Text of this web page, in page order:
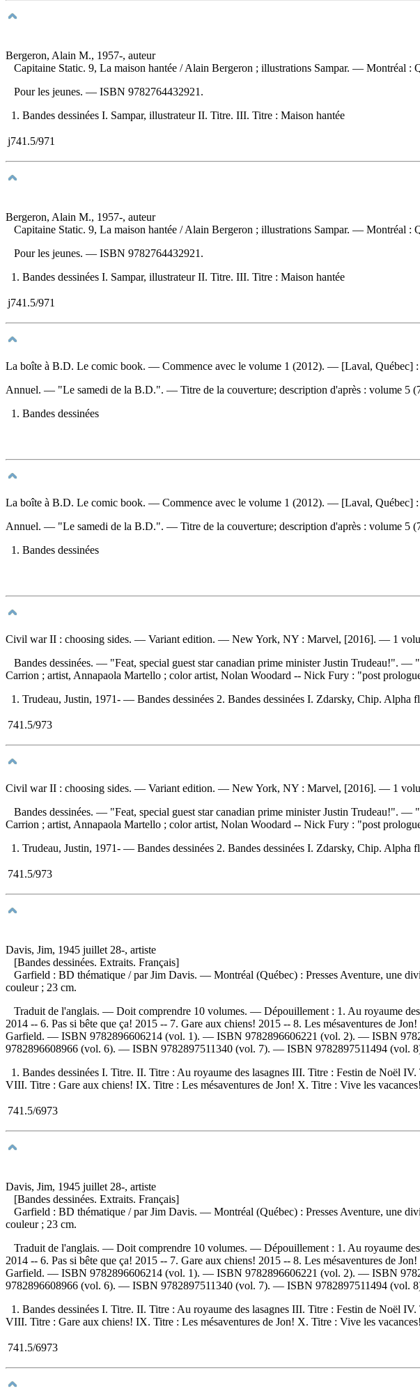
Bergeron, Alain M., 1957-, auteur
Capitaine Static. 9, La maison hantée / Alain Bergeron ; illustrations Sampar. — Montréal :
Pour les jeunes. — ISBN 9782764432921 .
1. Bandes dessinées I. Sampar, illustrateur II. Titre. III. Titre : Maison hantée
j741.5/971
Bergeron, Alain M., 1957-, auteur
Capitaine Static. 9, La maison hantée / Alain Bergeron ; illustrations Sampar. — Montréal :
Pour les jeunes. — ISBN 9782764432921 .
1. Bandes dessinées I. Sampar, illustrateur II. Titre. III. Titre : Maison hantée
j741.5/971
La boîte à B.D. Le comic book. — Commence avec le volume 1 (2012). — [Laval, Québec]
Annuel. — "Le samedi de la B.D.". — Titre de la couverture; description d'après : volume 5
1. Bandes dessinées
La boîte à B.D. Le comic book. — Commence avec le volume 1 (2012). — [Laval, Québec]
Annuel. — "Le samedi de la B.D.". — Titre de la couverture; description d'après : volume 5
1. Bandes dessinées
Civil war II : choosing sides. — Variant edition. — New York, NY : Marvel, [2016]. — 1
Bandes dessinées. — "Feat, special guest star canadian prime minister Justin Trudeau!".
Carrion ; artist, Annapaola Martello ; color artist, Nolan Woodard -- Nick Fury : "post
1. Trudeau, Justin, 1971- — Bandes dessinées 2. Bandes dessinées I. Zdarsky, Chip.
741.5/973
Civil war II : choosing sides. — Variant edition. — New York, NY : Marvel, [2016]. — 1
Bandes dessinées. — "Feat, special guest star canadian prime minister Justin Trudeau!".
Carrion ; artist, Annapaola Martello ; color artist, Nolan Woodard -- Nick Fury : "post
1. Trudeau, Justin, 1971- — Bandes dessinées 2. Bandes dessinées I. Zdarsky, Chip.
741.5/973
Davis, Jim, 1945 juillet 28-, artiste
[Bandes dessinées. Extraits. Français]
Garfield : BD thématique / par Jim Davis. — Montréal (Québec) : Presses Aventure, une
couleur ; 23 cm.
Traduit de l'anglais. — Doit comprendre 10 volumes. — Dépouillement : 1. Au royaume
2014 -- 6. Pas si bête que ça! 2015 -- 7. Gare aux chiens! 2015 -- 8. Les mésaventures de
Garfield. — ISBN 9782896606214 (vol. 1). — ISBN 9782896606221 (vol. 2). — ISBN
9782896608966 (vol. 6). — ISBN 9782897511340 (vol. 7). — ISBN 9782897511494 (vol.
1. Bandes dessinées I. Titre. II. Titre : Au royaume des lasagnes III. Titre : Festin de Noël
VIII. Titre : Gare aux chiens! IX. Titre : Les mésaventures de Jon! X. Titre : Vive les
741.5/6973
Davis, Jim, 1945 juillet 28-, artiste
[Bandes dessinées. Extraits. Français]
Garfield : BD thématique / par Jim Davis. — Montréal (Québec) : Presses Aventure, une
couleur ; 23 cm.
Traduit de l'anglais. — Doit comprendre 10 volumes. — Dépouillement : 1. Au royaume
2014 -- 6. Pas si bête que ça! 2015 -- 7. Gare aux chiens! 2015 -- 8. Les mésaventures de
Garfield. — ISBN 9782896606214 (vol. 1). — ISBN 9782896606221 (vol. 2). — ISBN
9782896608966 (vol. 6). — ISBN 9782897511340 (vol. 7). — ISBN 9782897511494 (vol.
1. Bandes dessinées I. Titre. II. Titre : Au royaume des lasagnes III. Titre : Festin de Noël
VIII. Titre : Gare aux chiens! IX. Titre : Les mésaventures de Jon! X. Titre : Vive les
741.5/6973